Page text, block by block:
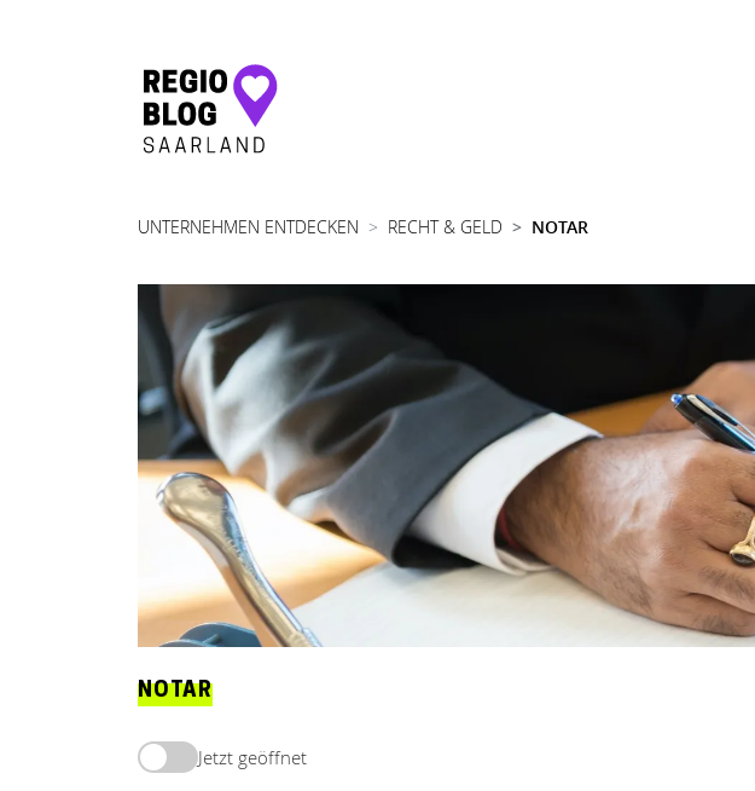
Hauptnavigation
UNTERNEHMEN ENTDECKEN RECHT & GELD NOTAR
NOTAR
Jetzt geöffnet